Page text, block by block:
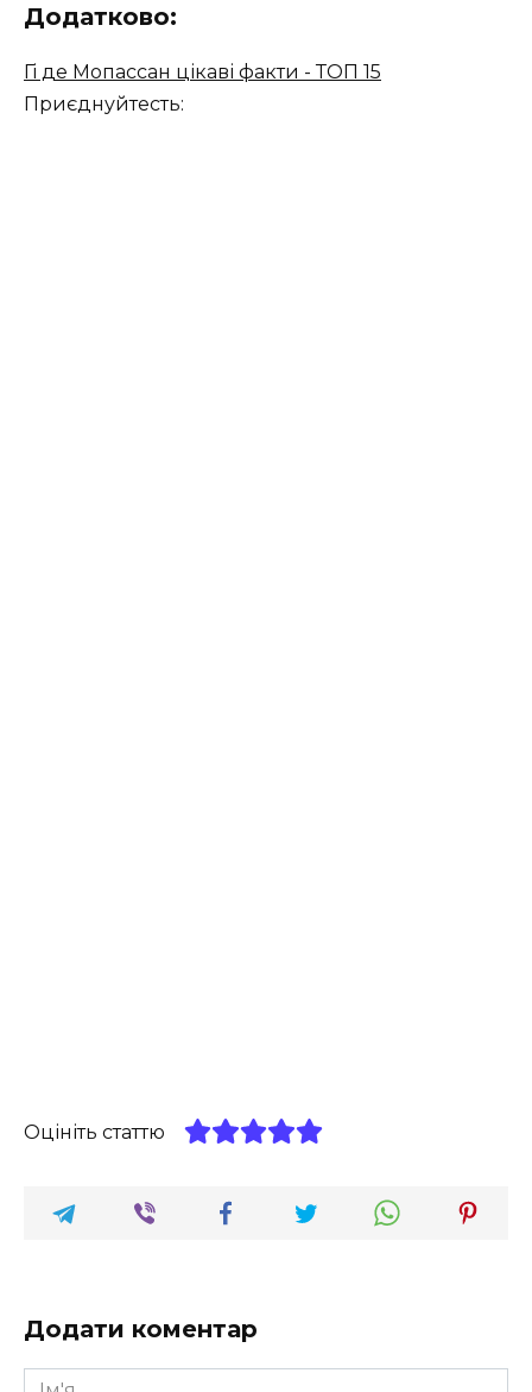
Додатково:
Гі де Мопассан цікаві факти - ТОП 15
Приєднуйтесть:
Оцініть статтю
Додати коментар
Ім'я